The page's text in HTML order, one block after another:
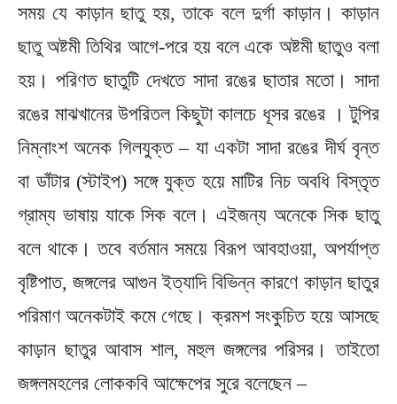
সময় যে কাড়ান ছাতু হয়, তাকে বলে দুর্গা কাড়ান। কাড়ান
ছাতু অষ্টমী তিথির আগে-পরে হয় বলে একে অষ্টমী ছাতুও বলা
হয়। পরিণত ছাতুটি দেখতে সাদা রঙের ছাতার মতো। সাদা
রঙের মাঝখানের উপরিতল কিছুটা কালচে ধূসর রঙের । টুপির
নিম্নাংশ অনেক গিলযুক্ত – যা একটা সাদা রঙের দীর্ঘ বৃন্ত
বা ডাঁটার (স্টাইপ) সঙ্গে যুক্ত হয়ে মাটির নিচ অবধি বিস্তৃত
গ্রাম্য ভাষায় যাকে সিক বলে। এইজন্য অনেকে সিক ছাতু
বলে থাকে। তবে বর্তমান সময়ে বিরূপ আবহাওয়া, অপর্যাপ্ত
বৃষ্টিপাত, জঙ্গলের আগুন ইত্যাদি বিভিন্ন কারণে কাড়ান ছাতুর
পরিমাণ অনেকটাই কমে গেছে। ক্রমশ সংকুচিত হয়ে আসছে
কাড়ান ছাতুর আবাস শাল, মহুল জঙ্গলের পরিসর। তাইতো
জঙ্গলমহলের লোককবি আক্ষেপের সুরে বলেছেন –